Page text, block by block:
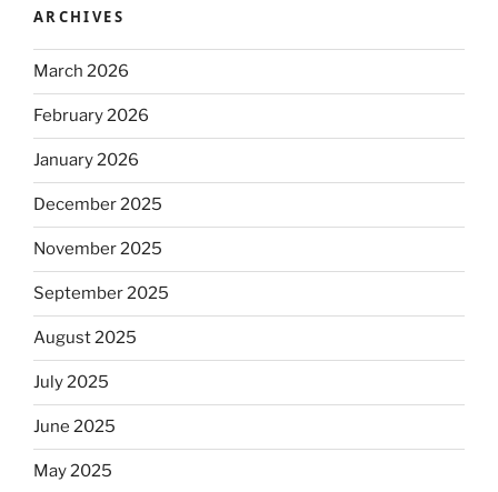
ARCHIVES
March 2026
February 2026
January 2026
December 2025
November 2025
September 2025
August 2025
July 2025
June 2025
May 2025